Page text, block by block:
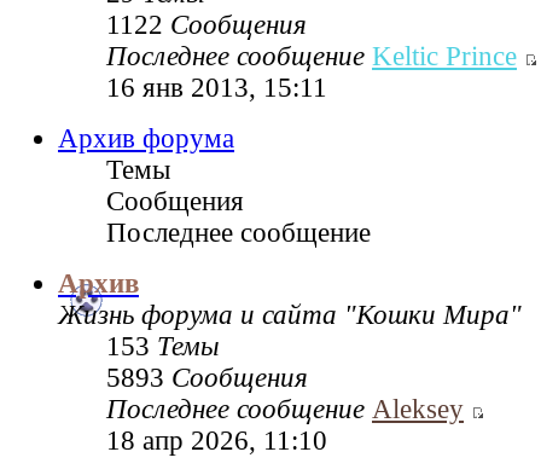
1122 Сообщения
Последнее сообщение Keltic Prince
16 янв 2013, 15:11
Архив форума
Темы
Сообщения
Последнее сообщение
Архив
Жизнь форума и сайта "Кошки Мира"
153 Темы
5893 Сообщения
Последнее сообщение Aleksey
18 апр 2026, 11:10